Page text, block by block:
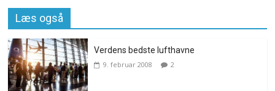
Læs også
Verdens bedste lufthavne
9. februar 2008 2